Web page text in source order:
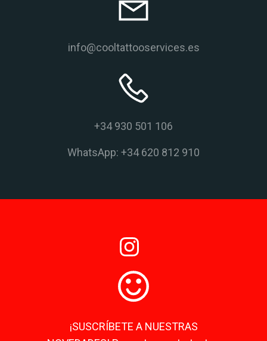
info@cooltattooservices.es
+34 930 501 106
WhatsApp: +34 620 812 910
¡SUSCRÍBETE A NUESTRAS